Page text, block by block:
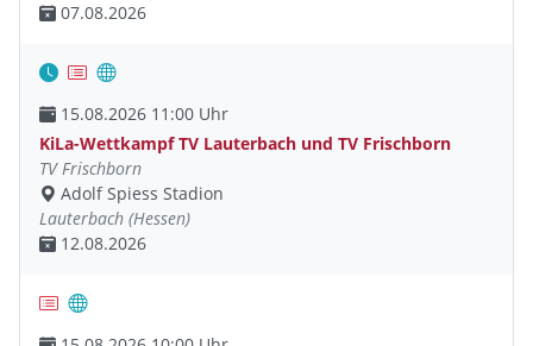
07.08.2026
15.08.2026 11:00 Uhr
KiLa-Wettkampf TV Lauterbach und TV Frischborn
TV Frischborn
Adolf Spiess Stadion
Lauterbach (Hessen)
12.08.2026